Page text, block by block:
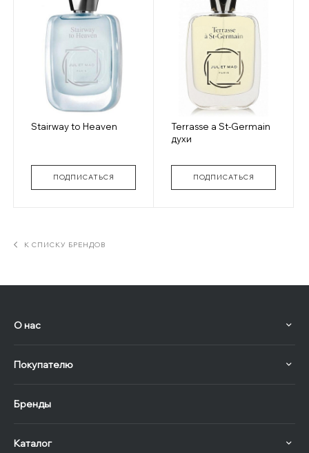
Stairway to Heaven
ПОДПИСАТЬСЯ
Terrasse a St-Germain
духи
ПОДПИСАТЬСЯ
К СПИСКУ БРЕНДОВ
О нас
Покупателю
Бренды
Каталог